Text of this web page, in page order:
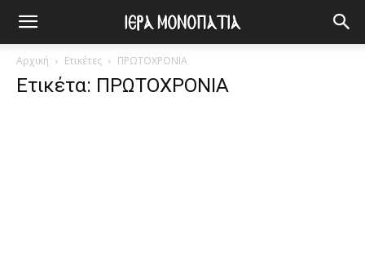
Αρχική Ετικέτες ΠΡΩΤΟΧΡΟΝΙΑ
Ετικέτα: ΠΡΩΤΟΧΡΟΝΙΑ